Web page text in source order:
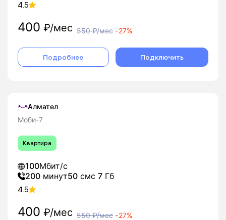
4.5
400 ₽/мес 550₽/мес -27%
Подробнее Подключить
Алмател
Моби-7
Квартира
100Мбит/с
200 минут50 смс 7 Гб
4.5
400 ₽/мес 550₽/мес -27%